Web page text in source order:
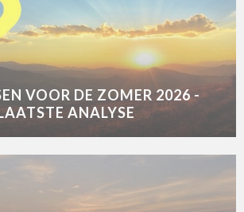
VOOR DE ZOMER 2026 -
ANALYSE